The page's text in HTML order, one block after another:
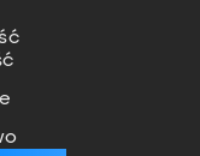
nas
stałą
o